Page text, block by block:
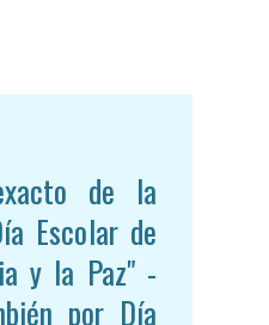
de la
Escolar de
y la Paz" -
por Día